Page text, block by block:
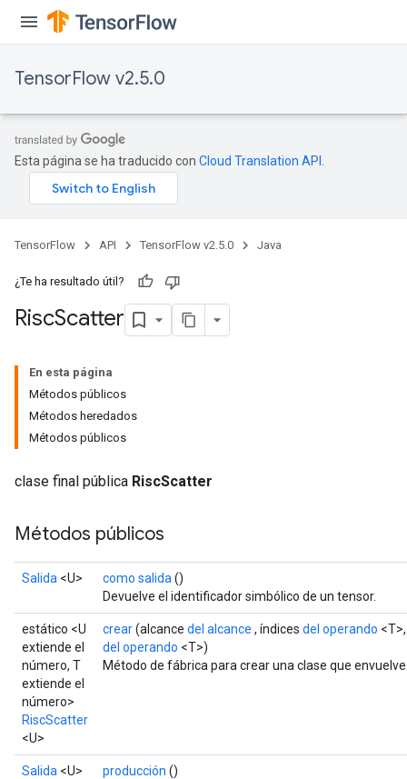
TensorFlow v2.5.0
Esta página se ha traducido con Cloud Translation API
TensorFlow API TensorFlow v2.5.0 Java
¿Te ha resultado útil?
RiscScatter
En esta página
Métodos públicos
Métodos heredados
Métodos públicos
clase final pública RiscScatter
Métodos públicos
Salida <U> como salida ()
Devuelve el identificador simbólico de un tensor.
estático <U
extiende el
número, T
extiende el
número>
RiscScatter
<U>
crear(alcance del alcance , índices del operando
del operando <T>)
Método de fábrica para crear una clase que
Salida <U> producción ()